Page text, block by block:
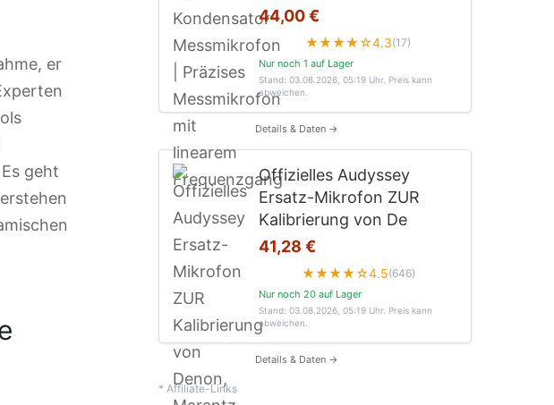
er
geht
44,00 €
★★★★☆4.3(17)
Nur noch 1 auf Lager
Stand: 03.08.2026, 05:19 Uhr. Preis kann
abweichen.
Details & Daten →
Offizielles Audyssey
Ersatz-Mikrofon ZUR
Kalibrierung von De
41,28 €
★★★★☆4.5(646)
Nur noch 20 auf Lager
Stand: 03.08.2026, 05:19 Uhr. Preis kann
abweichen.
Details & Daten →
* Affiliate-Links